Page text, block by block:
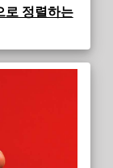
로 정렬하는